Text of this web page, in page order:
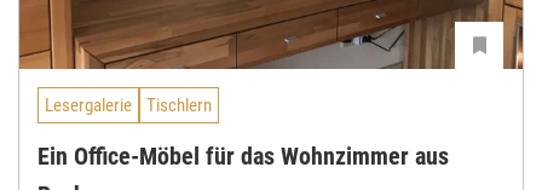
Lesergalerie Tischlern
Ein Office-Möbel für das Wohnzimmer aus